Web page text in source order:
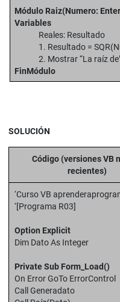
Módulo Raiz(Numero:
Variables
Reales: Resultado
1. Resultado =
2. Mostrar “La raíz
FinMódulo
SOLUCIÓN
Código (versiones VB
recientes)
‘Curso VB
‘[Programa R03]
Option Explicit
Dim Dato As Integer
Private Sub Form_Load()
On Error GoTo ErrorControl
Call Generadato